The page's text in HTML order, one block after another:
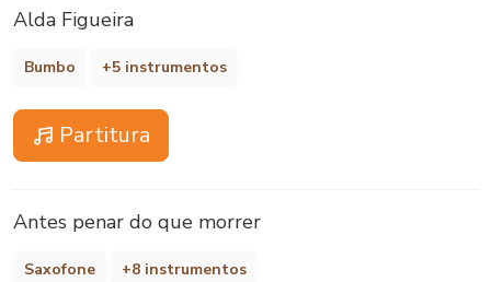
Alda Figueira
Bumbo +5 instrumentos
Partitura
Antes penar do que morrer
Saxofone +8 instrumentos